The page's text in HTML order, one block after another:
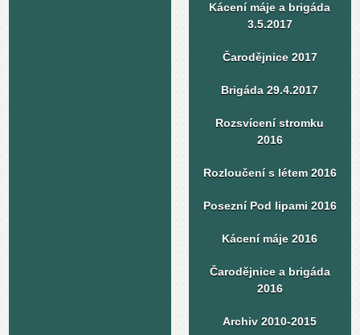
Kácení máje a brigáda
3.5.2017
Čarodějnice 2017
Brigáda 29.4.2017
Rozsvícení stromku
2016
Rozloučení s létem 2016
Posezní Pod lipami 2016
Kácení máje 2016
Čarodějnice a brigáda
2016
Archiv 2010-2015